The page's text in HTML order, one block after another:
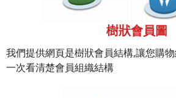
樹狀會員圖
我們提供網頁是樹狀會員結構,讓您購
一次看清楚會員組織結構